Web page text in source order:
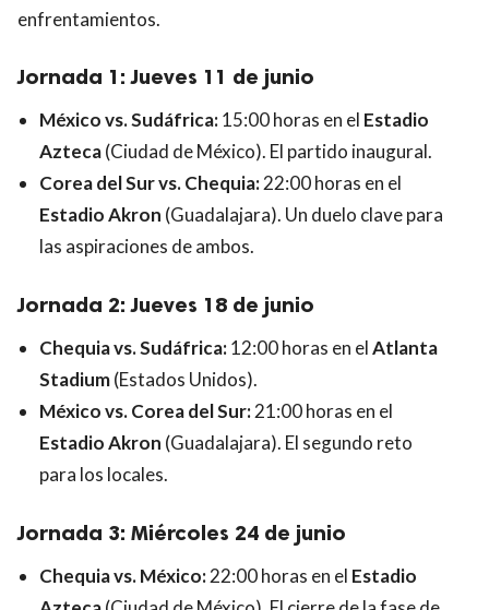
enfrentamientos.
Jornada 1: Jueves 11 de junio
México vs. Sudáfrica:15:00 horas en el Estadio
Azteca(Ciudad de México). El partido inaugural.
Corea del Sur vs. Chequia:22:00 horas en el
Estadio Akron (Guadalajara). Un duelo clave para
las aspiraciones de ambos.
Jornada 2: Jueves 18 de junio
Chequia vs. Sudáfrica:12:00 horas en elAtlanta
Stadium(Estados Unidos).
México vs. Corea del Sur:21:00 horas en el
Estadio Akron (Guadalajara). El segundo reto
para los locales.
Jornada 3: Miércoles 24 de junio
Chequia vs. México:22:00 horas en el Estadio